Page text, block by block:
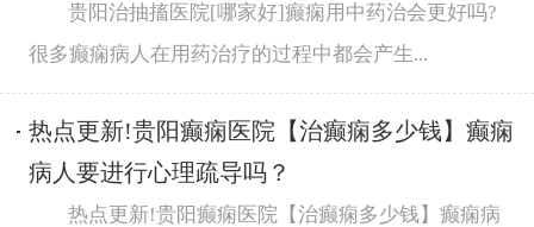
贵阳治抽搐医院[哪家好]癫痫用中药治会更好吗?
很多癫痫病人在用药治疗的过程中都会产生...
热点更新!贵阳癫痫医院【治癫痫多少钱】癫痫
病人要进行心理疏导吗？
热点更新!贵阳癫痫医院【治癫痫多少钱】癫痫病